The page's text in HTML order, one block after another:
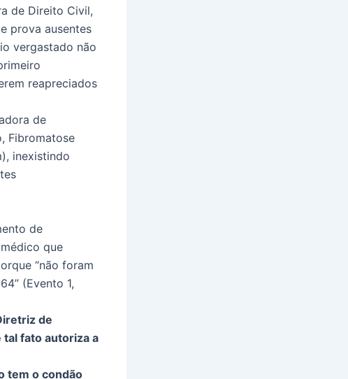
de Direito Civil,
prova ausentes
vergastado não
reapreciados
de
Fibromatose
inexistindo
de
que
“não foram
(Evento 1,
de
tal fato autoriza a
tem o condão